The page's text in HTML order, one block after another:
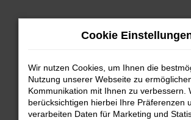
Zum
Cookie
Wir nutzen Cookies, um Ihnen die
Nutzung unserer Webseite zu
Kommunikation mit Ihnen zu verbessern.
berücksichtigen hierbei Ihre Präferenzen
verarbeiten Daten für Marketing und